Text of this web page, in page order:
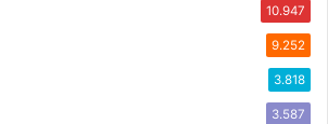
10.947
9.252
3.818
3.587